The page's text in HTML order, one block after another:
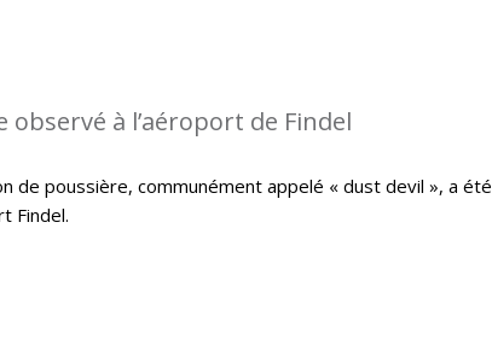
à l’aéroport de Findel
de poussière, communément appelé « dust devil », a été
Findel.